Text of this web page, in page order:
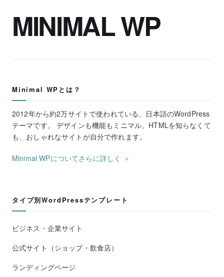
MINIMAL WP
Minimal WPとは？
2012年から約2万サイトで使われている、日本語のWordPress
テーマです。 デザインも機能もミニマル。HTMLを知らなくて
も、おしゃれなサイトが自分で作れます。
Minimal WPについてさらに詳しく ＞
タイプ別WordPressテンプレート
ビジネス・企業サイト
公式サイト（ショップ・飲食店）
ランディングページ